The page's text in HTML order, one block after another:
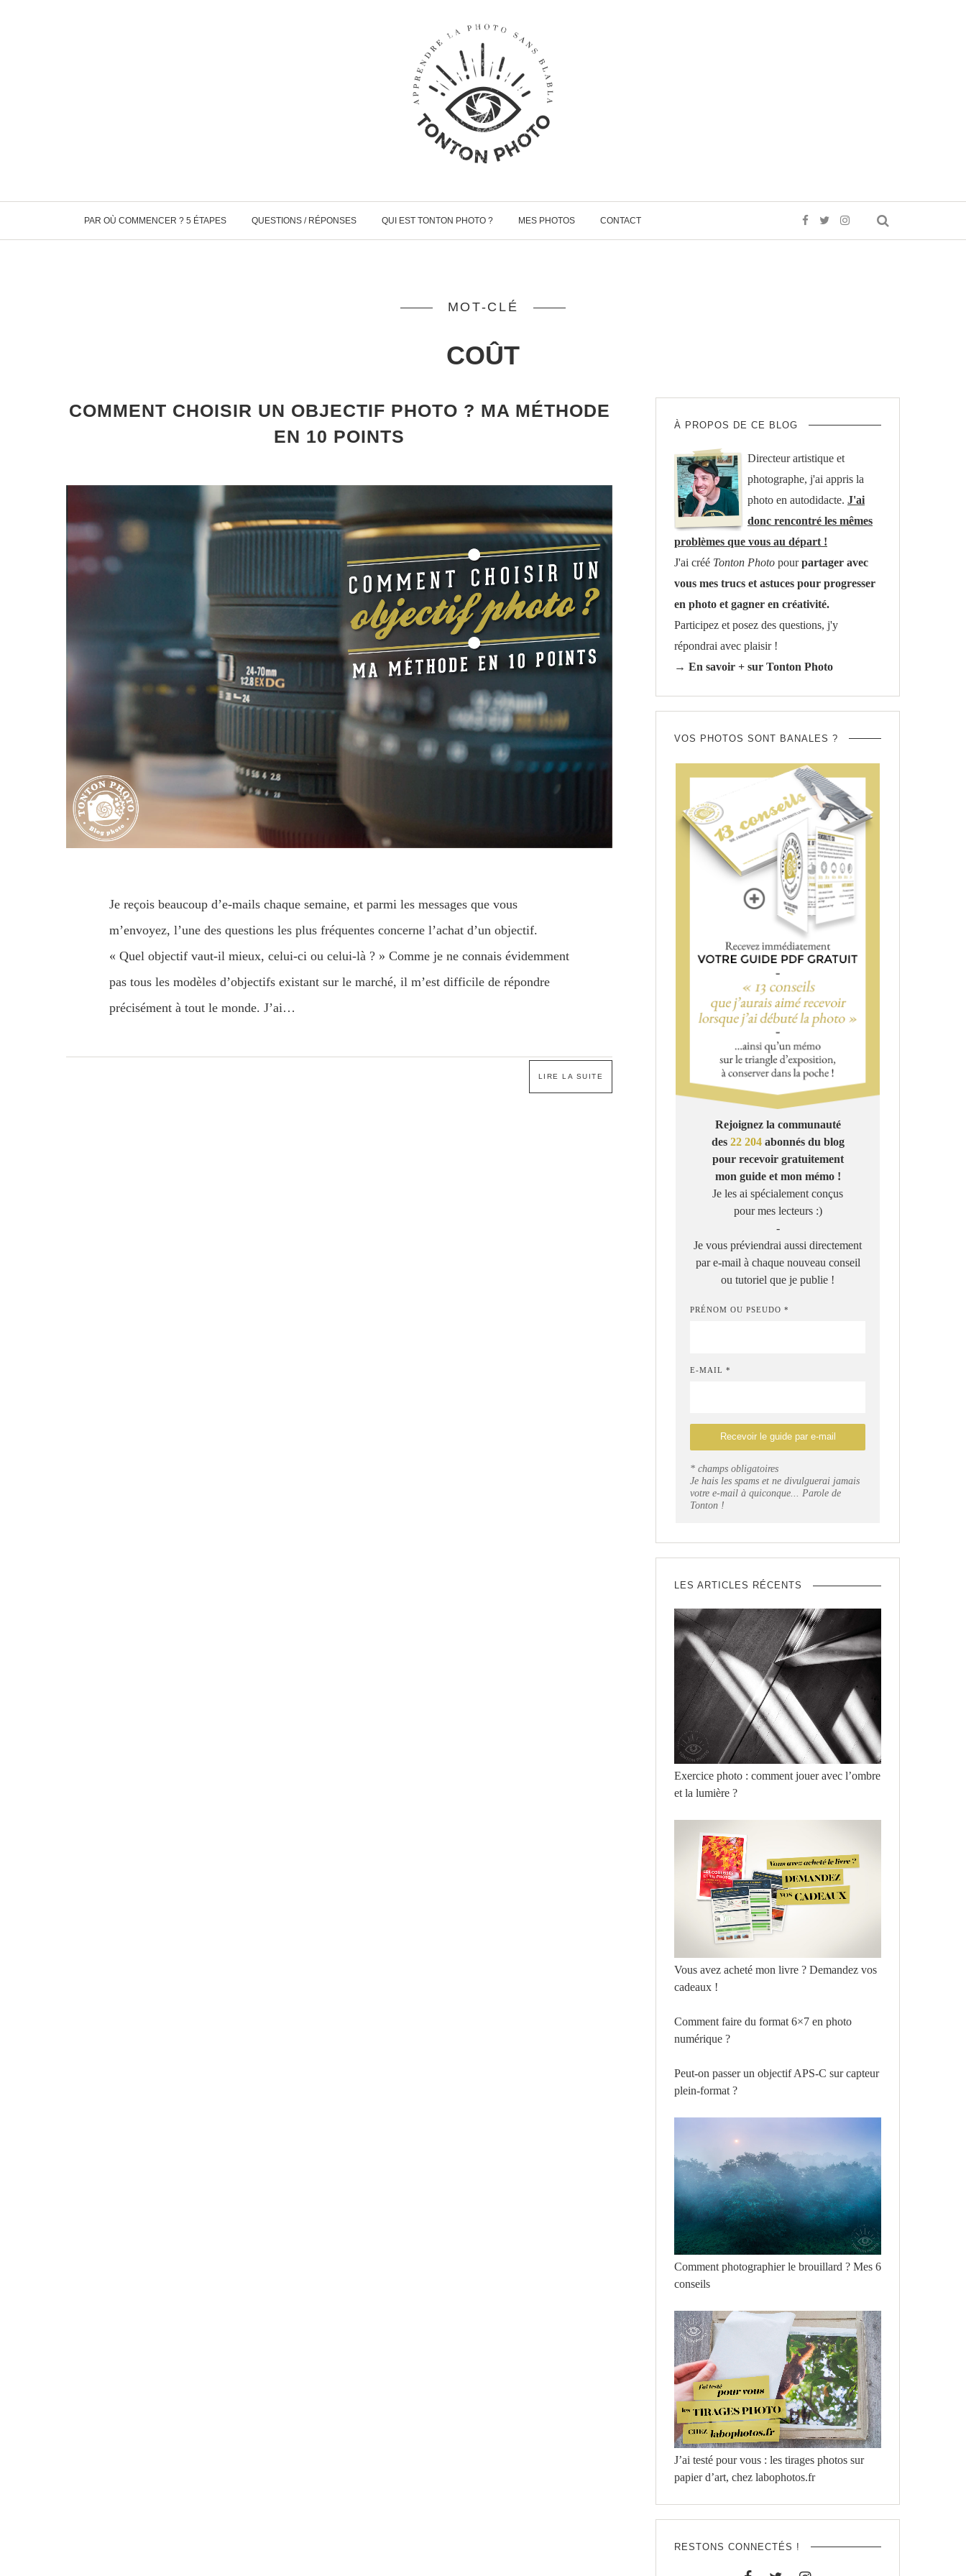
PAR OÙ COMMENCER ? 5 ÉTAPES QUESTIONS / RÉPONSES QUI EST TONTON PHOTO ? MES PHOTOS CONTACT
MOT-CLÉ
COÛT
COMMENT CHOISIR UN OBJECTIF PHOTO ? MA MÉTHODE
EN 10 POINTS
Je reçois beaucoup d’e-mails chaque semaine, et parmi les messages que vous
m’envoyez, l’une des questions les plus fréquentes concerne l’achat d’un objectif.
« Quel objectif vaut-il mieux, celui-ci ou celui-là ? » Comme je ne connais évidemment
pas tous les modèles d’objectifs existant sur le marché, il m’est difficile de répondre
précisément à tout le monde. J’ai…
LIRE LA SUITE
À PROPOS DE CE BLOG
Directeur artistique et
photographe, j'ai appris la
photo en autodidacte. J'ai
donc rencontré les mêmes
problèmes que vous au départ !
J'ai créé Tonton Photo pourpartager avec
vous mes trucs et astuces pour progresser
en photo et gagner en créativité.
Participez et posez des questions, j'y
répondrai avec plaisir !
→ En savoir + sur Tonton Photo
VOS PHOTOS SONT BANALES ?
Rejoignez la communauté
des 22 204abonnés du blog
pour recevoir gratuitement
mon guide et mon mémo !
Je les ai spécialement conçus
pour mes lecteurs :)
-
Je vous préviendrai aussi directement
par e-mail à chaque nouveau conseil
ou tutoriel que je publie !
PRÉNOM OU PSEUDO *
E-MAIL *
* champs obligatoires
Je hais les spams et ne divulguerai jamais
votre e-mail à quiconque... Parole de
Tonton !
LES ARTICLES RÉCENTS
Exercice photo : comment jouer avec l’ombre
et la lumière ?
Vous avez acheté mon livre ? Demandez vos
cadeaux !
Comment faire du format 6×7 en photo
numérique ?
Peut-on passer un objectif APS-C sur capteur
plein-format ?
Comment photographier le brouillard ? Mes 6
conseils
J’ai testé pour vous : les tirages photos sur
papier d’art, chez labophotos.fr
RESTONS CONNECTÉS !